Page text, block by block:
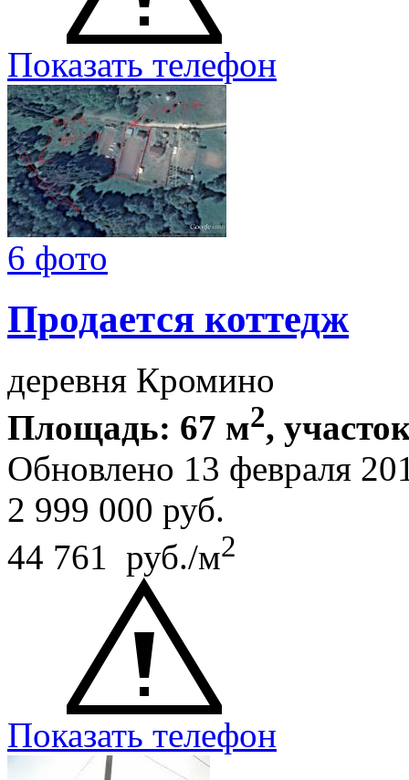
Показать телефон
6 фото
Продается коттедж
деревня Кромино
Площадь: 67 м2,
Обновлено 13 февраля
2 999 000 руб.
44 761 руб./м2
Показать телефон